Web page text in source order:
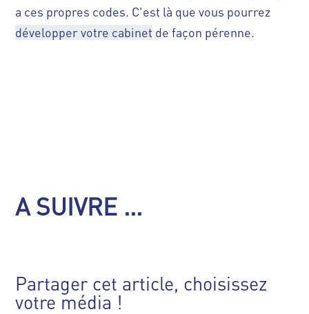
a ces propres codes. C'est là que vous pourrez
développer votre cabinet de façon pérenne.
A SUIVRE ...
Partager cet article, choisissez
votre média !